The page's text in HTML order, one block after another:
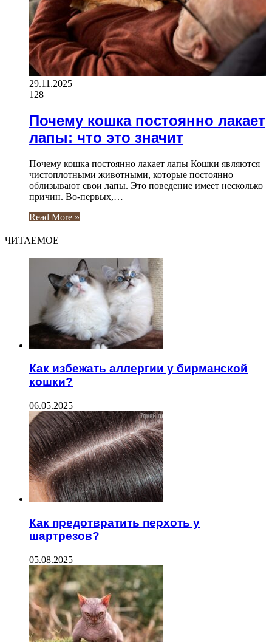
29.11.2025
128
Почему кошка постоянно лакает
лапы: что это значит
Почему кошка постоянно лакает лапы Кошки являются
чистоплотными животными, которые постоянно
облизывают свои лапы. Это поведение имеет несколько
причин. Во-первых,…
Read More »
ЧИТАЕМОЕ
Как избежать аллергии у бирманской
кошки?
06.05.2025
Как предотвратить перхоть у
шартрезов?
05.08.2025